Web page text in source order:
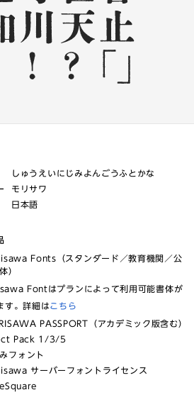
しゅうえいにじみよんごうふとかな
モリサワ
日本語
Fonts（スタンダード／教育機関／公
）
Fontはプランによって利用可能書体が
す。詳細はこちら
PASSPORT（アカデミック版含む）
Pack 1/3/5
フォント
サーバーフォントライセンス